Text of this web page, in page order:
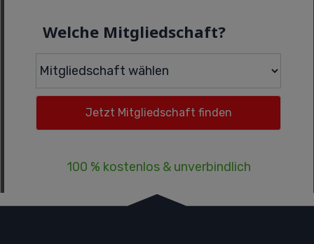
Welche Mitgliedschaft?
100 % kostenlos & unverbindlich